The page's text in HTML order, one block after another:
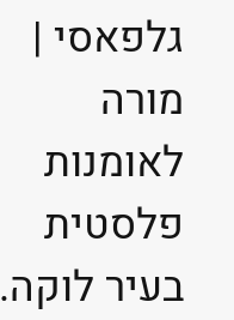
גלפאסי |
מורה
לאומנות
פלסטית
בעיר לוקה.